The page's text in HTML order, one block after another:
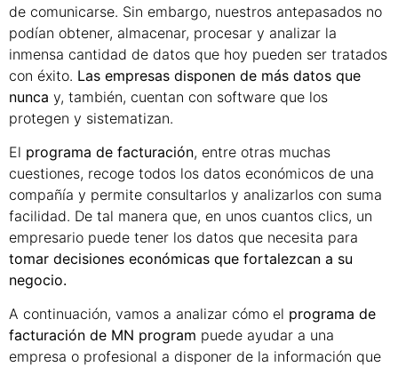
de comunicarse. Sin embargo, nuestros antepasados no
podían obtener, almacenar, procesar y analizar la
inmensa cantidad de datos que hoy pueden ser tratados
con éxito. Las empresas disponen de más datos que
nunca y, también, cuentan con software que los
protegen y sistematizan.
El programa de facturación, entre otras muchas
cuestiones, recoge todos los datos económicos de una
compañía y permite consultarlos y analizarlos con suma
facilidad. De tal manera que, en unos cuantos clics, un
empresario puede tener los datos que necesita para
tomar decisiones económicas que fortalezcan a su
negocio.
A continuación, vamos a analizar cómo el programa de
facturación de MN program puede ayudar a una
empresa o profesional a disponer de la información que